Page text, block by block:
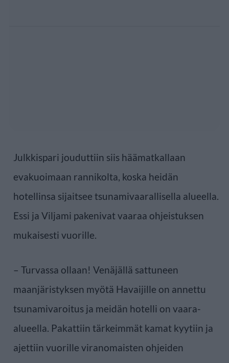
Julkkispari jouduttiin siis häämatkallaan
evakuoimaan rannikolta, koska heidän
hotellinsa sijaitsee tsunamivaarallisella alueella.
Essi ja Viljami pakenivat vaaraa ohjeistuksen
mukaisesti vuorille.
– Turvassa ollaan! Venäjällä sattuneen
maanjäristyksen myötä Havaijille on annettu
tsunamivaroitus ja meidän hotelli on vaara-
alueella. Pakattiin tärkeimmät kamat kyytiin ja
ajettiin vuorille viranomaisten ohjeiden